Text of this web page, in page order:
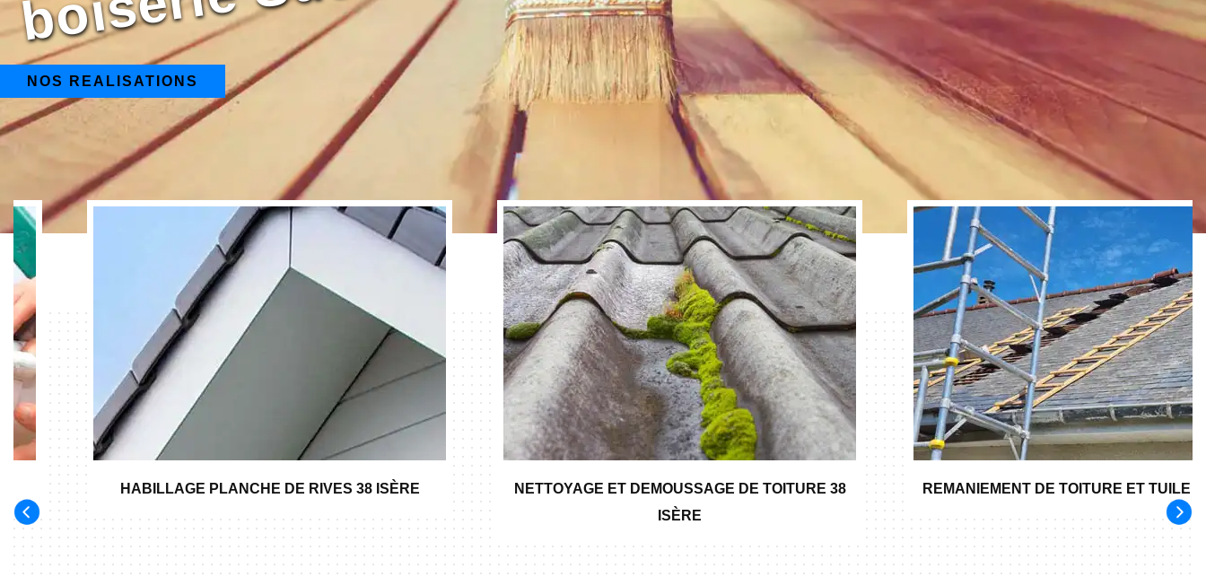
NOS REALISATIONS
HABILLAGE PLANCHE DE RIVES 38 ISÈRE
NETTOYAGE ET DEMOUSSAGE DE TOITURE 38
ISÈRE
REMANIEMENT DE TOITURE ET TUILE